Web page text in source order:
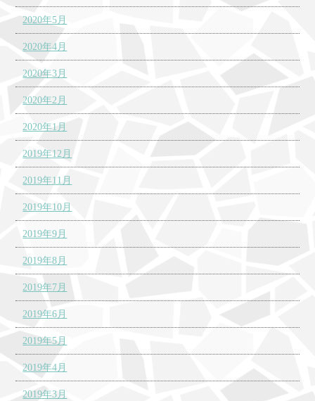
2020年5月
2020年4月
2020年3月
2020年2月
2020年1月
2019年12月
2019年11月
2019年10月
2019年9月
2019年8月
2019年7月
2019年6月
2019年5月
2019年4月
2019年3月